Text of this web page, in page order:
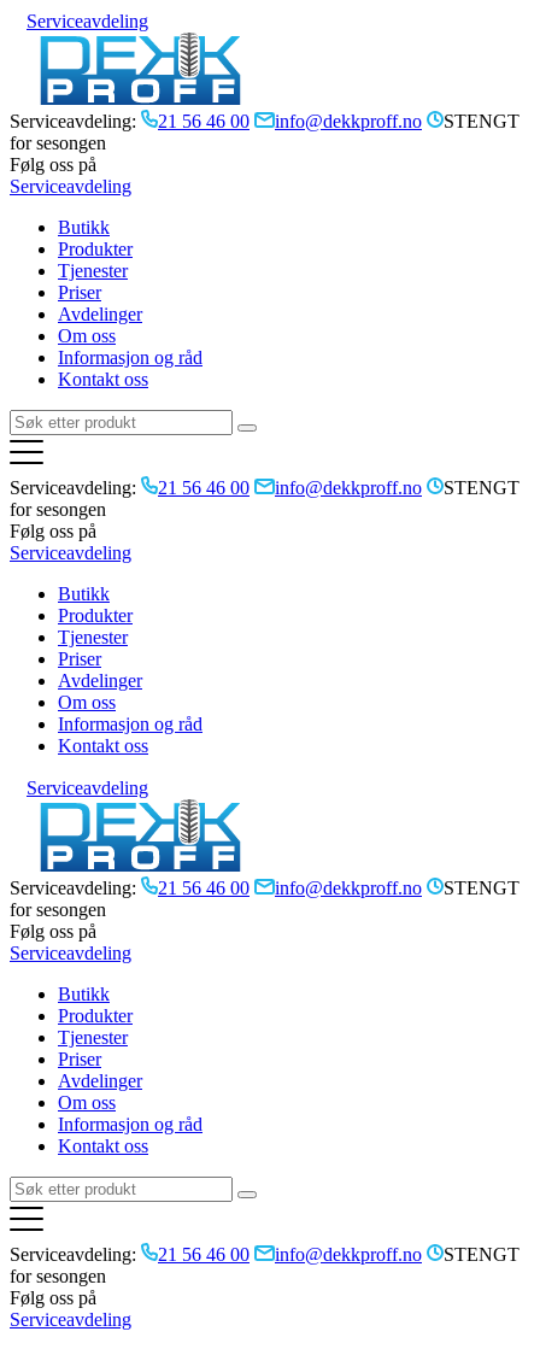
Serviceavdeling
Serviceavdeling: 21 56 46 00 info@dekkproff.no
STENGT
for sesongen
Følg oss på
Serviceavdeling
Butikk
Produkter
Tjenester
Priser
Avdelinger
Om oss
Informasjon og råd
Kontakt oss
Serviceavdeling: 21 56 46 00 info@dekkproff.no
STENGT
for sesongen
Følg oss på
Serviceavdeling
Butikk
Produkter
Tjenester
Priser
Avdelinger
Om oss
Informasjon og råd
Kontakt oss
Serviceavdeling
Serviceavdeling: 21 56 46 00 info@dekkproff.no
STENGT
for sesongen
Følg oss på
Serviceavdeling
Butikk
Produkter
Tjenester
Priser
Avdelinger
Om oss
Informasjon og råd
Kontakt oss
Serviceavdeling: 21 56 46 00 info@dekkproff.no
STENGT
for sesongen
Følg oss på
Serviceavdeling